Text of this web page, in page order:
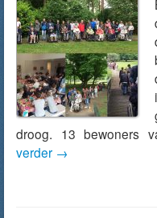
droog. 13 bewoners
verder →